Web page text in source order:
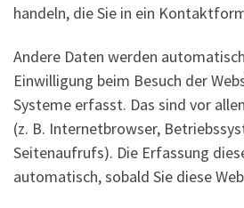
handeln, die Sie in ein
Andere Daten werden
Einwilligung beim Besuch der
Systeme erfasst. Das sind vor
(z. B. Internetbrowser,
Seitenaufrufs). Die Erfassung
automatisch, sobald Sie diese